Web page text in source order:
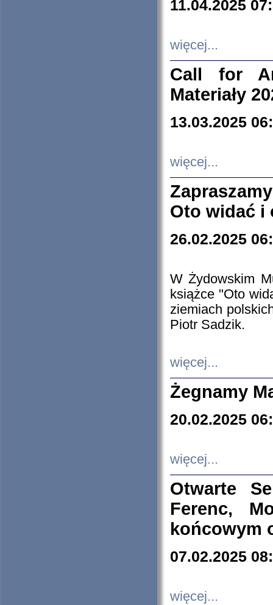
11.04.2025
więcej...
Call for
Materiały
13.03.2025
więcej...
Oto widać i
26.02.2025
W Żydowskim
książce "Oto
ziemiach
Piotr Sadzik.
więcej...
Żegnamy
20.02.2025
więcej...
Otwarte
Ferenc,
końcowym
07.02.2025
więcej...